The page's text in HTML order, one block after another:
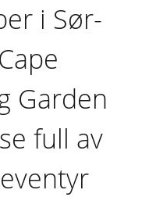
i Sør-
Garden
full av